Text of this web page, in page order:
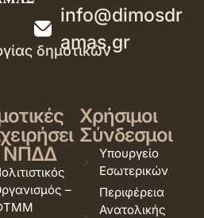
info@dimosdr
amas.gr
δημοτικών
ΝΠΔΔ
–
Χρήσιμοι
Σύνδεσμοι
Υπουργείο
Εσωτερικών
Περιφέρεια
Ανατολικής